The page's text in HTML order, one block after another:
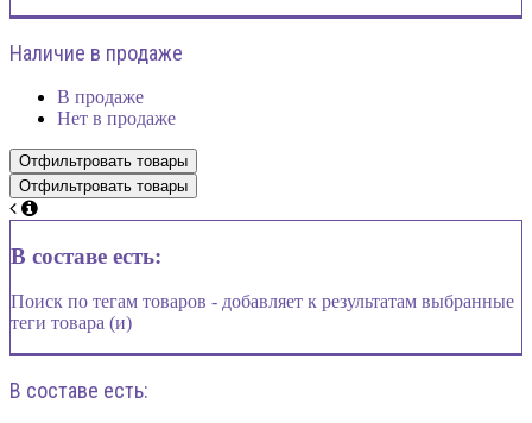
Наличие в продаже
В продаже
Нет в продаже
В составе есть:
Поиск по тегам товаров - добавляет к результатам выбранные
теги товара (и)
В составе есть: